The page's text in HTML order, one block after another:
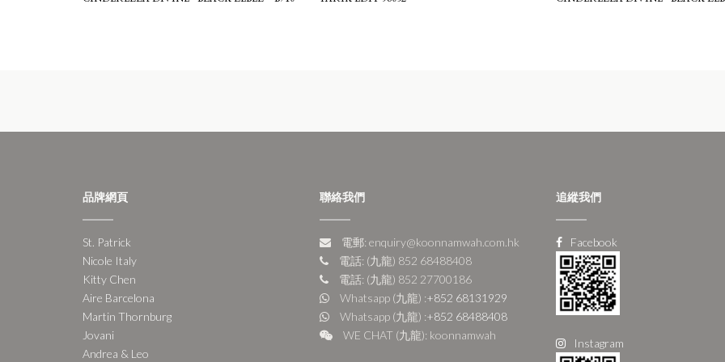
品牌網頁
St. Patrick
Nicole Italy
Kitty Chen
Aire Barcelona
Martin Thornburg
Jovani
Andrea & Leo
聯絡我們
電郵: enquiry@koonnamwah.com.hk
電話: (九龍) 852 68488408
電話: (九龍) 852 27700186
Whatsapp (九龍) :+852 68131929
Whatsapp (九龍) :+852 68488408
WE CHAT (九龍): koonnamwah
追縱我們
Facebook
Instagram